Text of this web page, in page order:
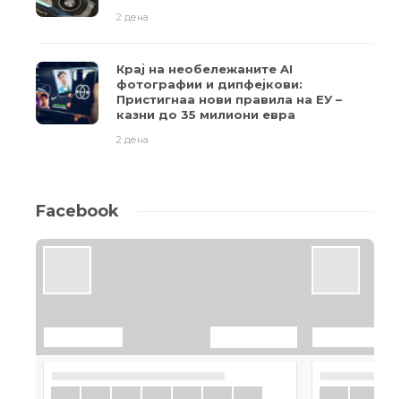
2 дена
Крај на необележаните AI
фотографии и дипфејкови:
Пристигнаа нови правила на ЕУ –
казни до 35 милиони евра
2 дена
Facebook